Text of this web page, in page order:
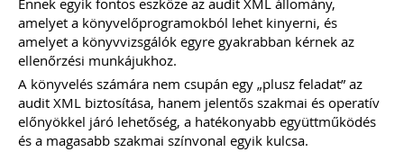
rendszerekben történő kezelése.
Elkészítettünk egy mai modern
könyvelői környezethez alkalmazkodó,
(szerződésmintát) az elektronikus
dokumentumok kezeléséhez, melyre
akkor van szükséged, ha nem csak és
kizárólag mindent papír alapon
könyvelsz.
Ennek egyik fontos eszköze az audit XML állomány,
amelyet a könyvelőprogramokból lehet kinyerni, és
amelyet a könyvvizsgálók egyre gyakrabban kérnek az
ellenőrzési munkájukhoz.
A könyvelés számára nem csupán egy „plusz feladat” az
audit XML biztosítása, hanem jelentős szakmai és operatív
előnyökkel járó lehetőség, a hatékonyabb együttműködés
és a magasabb szakmai színvonal egyik kulcsa.